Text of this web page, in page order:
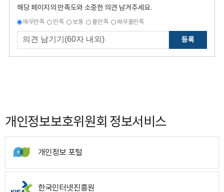
해당 페이지의 만족도와 소중한 의견 남겨주세요.
매우만족 만족 보통 불만족 매우불만족
등록
개인정보보호위원회 정보서비스
개인정보 포털
한국인터넷진흥원